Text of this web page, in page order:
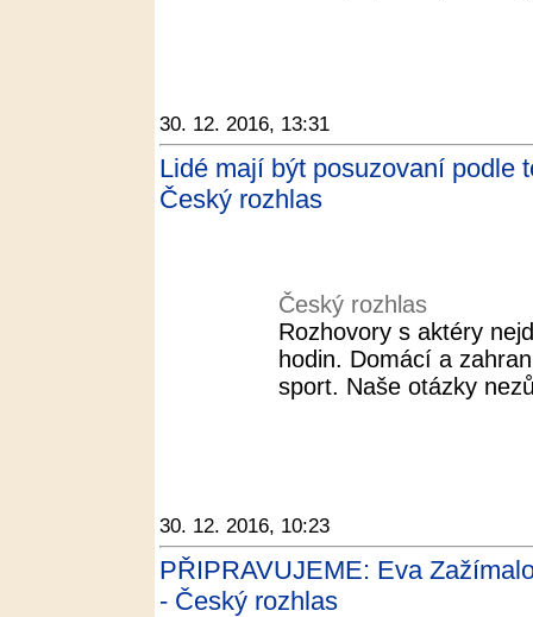
30. 12. 2016, 13:31
Lidé mají být posuzovaní podle
Český rozhlas
Český rozhlas
Rozhovory s aktéry
hodin. Domácí a
sport. Naše otázky
30. 12. 2016, 10:23
PŘIPRAVUJEME: Eva
- Český rozhlas